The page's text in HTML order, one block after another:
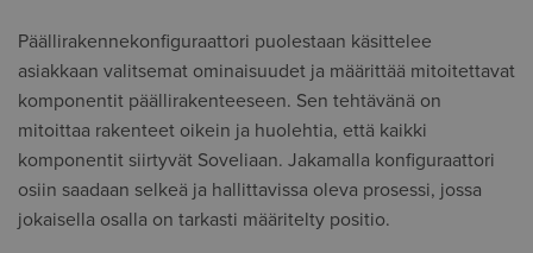
Päällirakennekonfiguraattori puolestaan käsittelee
asiakkaan valitsemat ominaisuudet ja määrittää mitoitettavat
komponentit päällirakenteeseen. Sen tehtävänä on
mitoittaa rakenteet oikein ja huolehtia, että kaikki
komponentit siirtyvät Soveliaan. Jakamalla konfiguraattori
osiin saadaan selkeä ja hallittavissa oleva prosessi, jossa
jokaisella osalla on tarkasti määritelty positio.